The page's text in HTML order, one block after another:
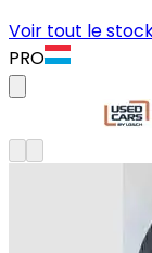
Voir tout le
PRO